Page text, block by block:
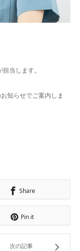
当します。
知らせでご案内しま
Share
Pin it
次の記事